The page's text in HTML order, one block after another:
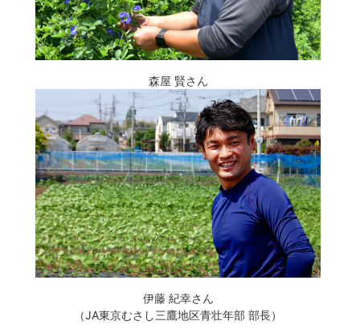
森屋 賢さん
伊藤 紀幸さん
（JA東京むさし三鷹地区青壮年部 部長）